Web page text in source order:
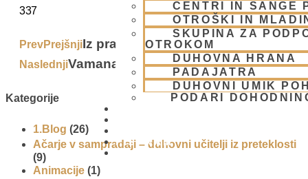
CENTRI IN SANGE
OTROŠKI IN
SKUPINA ZA
OTROKOM
DUHOVNA HRANA
PADAJATRA
DUHOVNI UMIK
PODARI
PIŠI NAM
BLOG
337
PrevPrejšnjiIz praznega templja
NaslednjiVamana Next
Kategorije
1.Blog (26)
Ačarje v sampradaji – duhovni učitelji iz preteklosti
(9)
Animacije (1)